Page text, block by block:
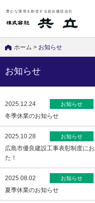
豊かな環境を創造する総合建設会社
ホーム > お知らせ
お知らせ
2025.12.24 お知らせ
冬季休業のお知らせ
2025.10.28 お知らせ
広島市優良建設工事表彰制度に
た！
2025.08.02 お知らせ
夏季休業のお知らせ